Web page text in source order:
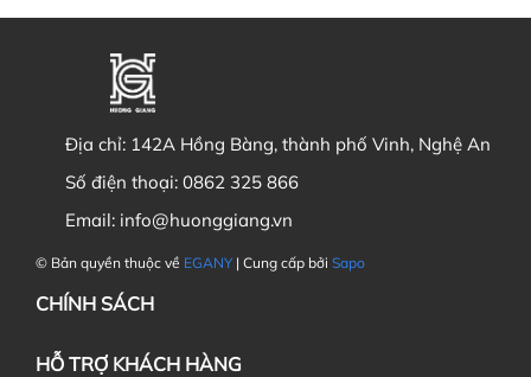
Địa chỉ: 142A Hồng Bàng, thành phố Vinh, Nghệ An
Số điện thoại: 0862 325 866
Email: info@huonggiang.vn
© Bản quyền thuộc về EGANY | Cung cấp bởi Sapo
CHÍNH SÁCH
HỖ TRỢ KHÁCH HÀNG